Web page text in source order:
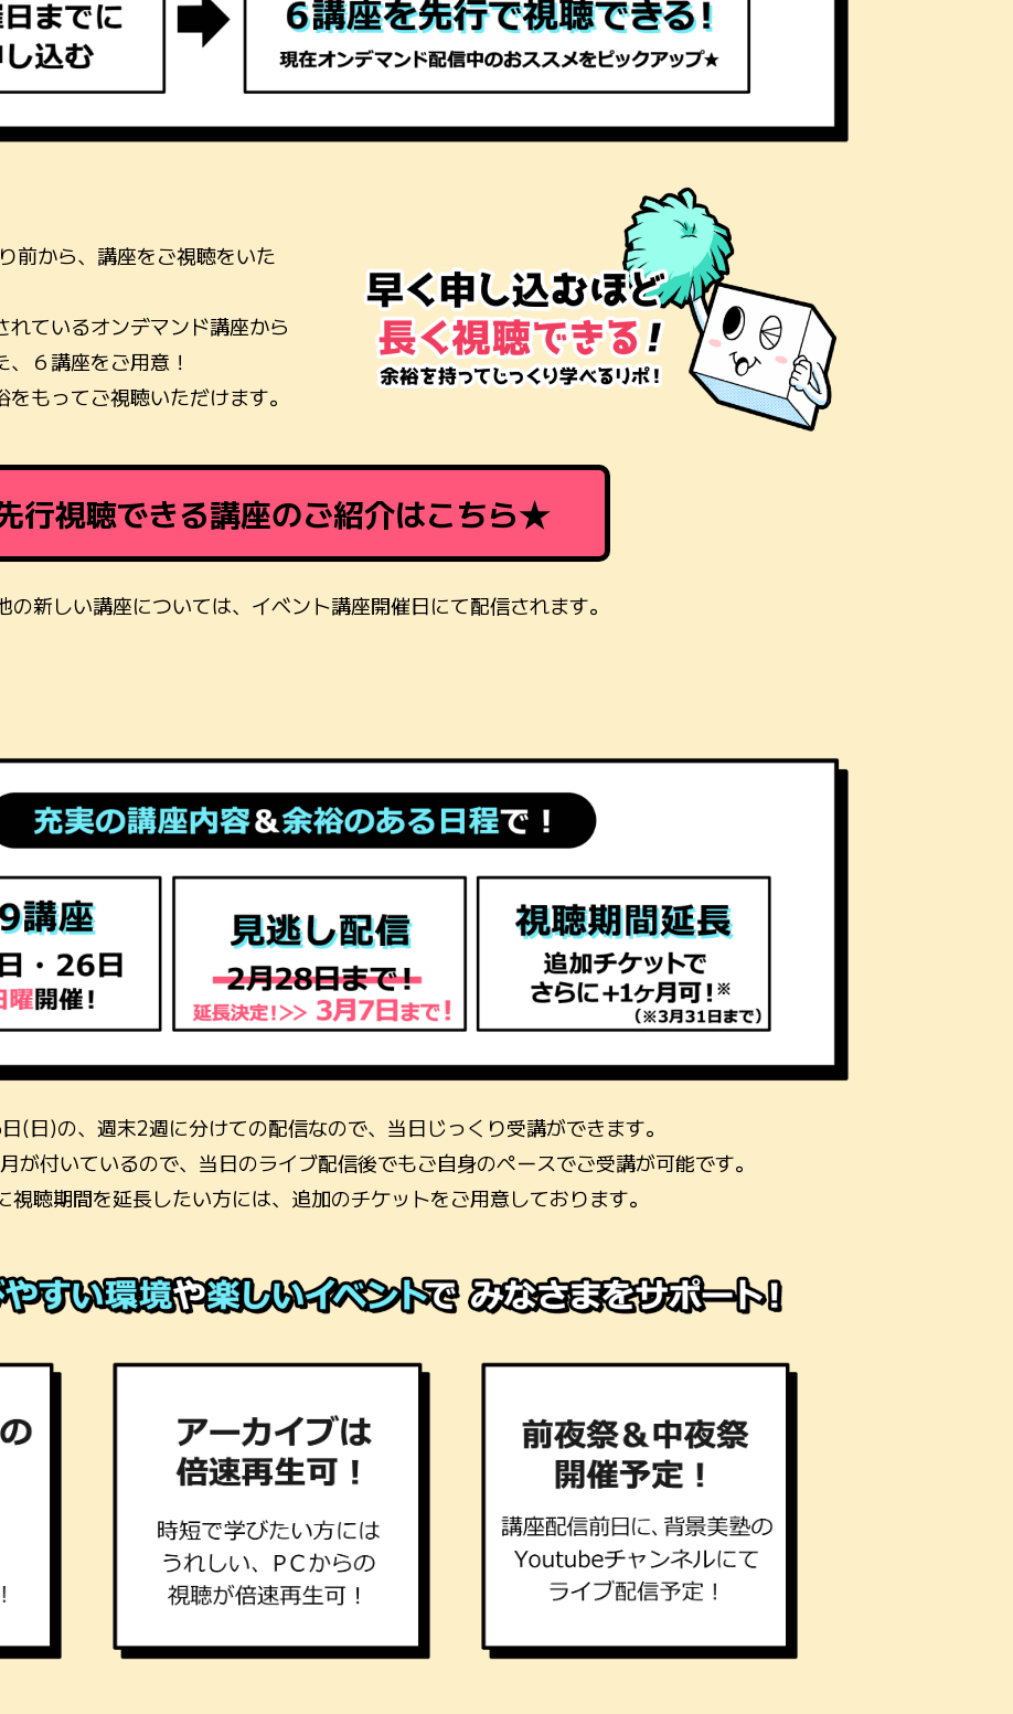
前から、講座をご視聴をいた
ているオンデマンド講座から
６講座をご用意！
もってご視聴いただけます。
行視聴できる講座のご紹介はこちら★
新しい講座については、イベント講座開催日にて配信されます。
(日)の、週末2週に分けての配信なので、当日じっくり受講ができます。
が付いているので、当日のライブ配信後でもご自身のペースでご受講が可能です。
視聴期間を延長したい方には、追加のチケットをご用意しております。